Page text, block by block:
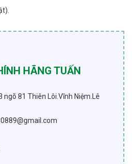
HÃNG TUẤN
ngõ 81 Thiên Lôi.Vĩnh Niệm.Lê